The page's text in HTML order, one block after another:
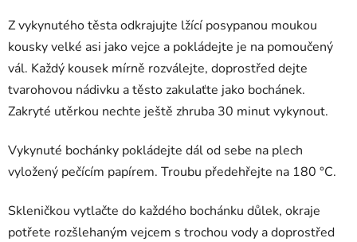
Z vykynutého těsta odkrajujte lžící posypanou moukou
kousky velké asi jako vejce a pokládejte je na pomoučený
vál. Každý kousek mírně rozválejte, doprostřed dejte
tvarohovou nádivku a těsto zakulaťte jako bochánek.
Zakryté utěrkou nechte ještě zhruba 30 minut vykynout.
Vykynuté bochánky pokládejte dál od sebe na plech
vyložený pečícím papírem. Troubu předehřejte na 180 °C.
Skleničkou vytlačte do každého bochánku důlek, okraje
potřete rozšlehaným vejcem s trochou vody a doprostřed